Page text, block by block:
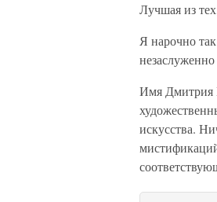
Лучшая из
Я нарочно
Имя Дмитрия
искусства.